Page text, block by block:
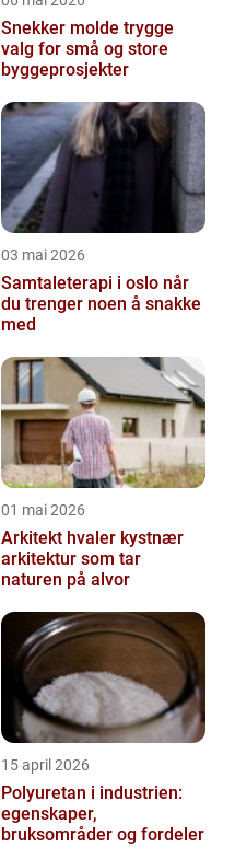
Snekker molde trygge
valg for små og store
byggeprosjekter
03 mai 2026
Samtaleterapi i oslo når
du trenger noen å snakke
med
01 mai 2026
Arkitekt hvaler kystnær
arkitektur som tar
naturen på alvor
15 april 2026
Polyuretan i industrien:
egenskaper,
bruksområder og fordeler